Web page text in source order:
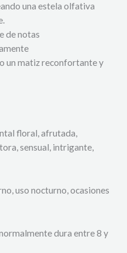
una estela olfativa
de notas
un matiz reconfortante y
floral, afrutada,
sensual, intrigante,
uso nocturno, ocasiones
dura entre 8 y